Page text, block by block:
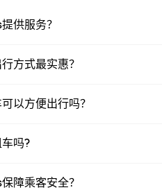
供服务？
方式最实惠？
以方便出行吗？
吗?
障乘客安全？